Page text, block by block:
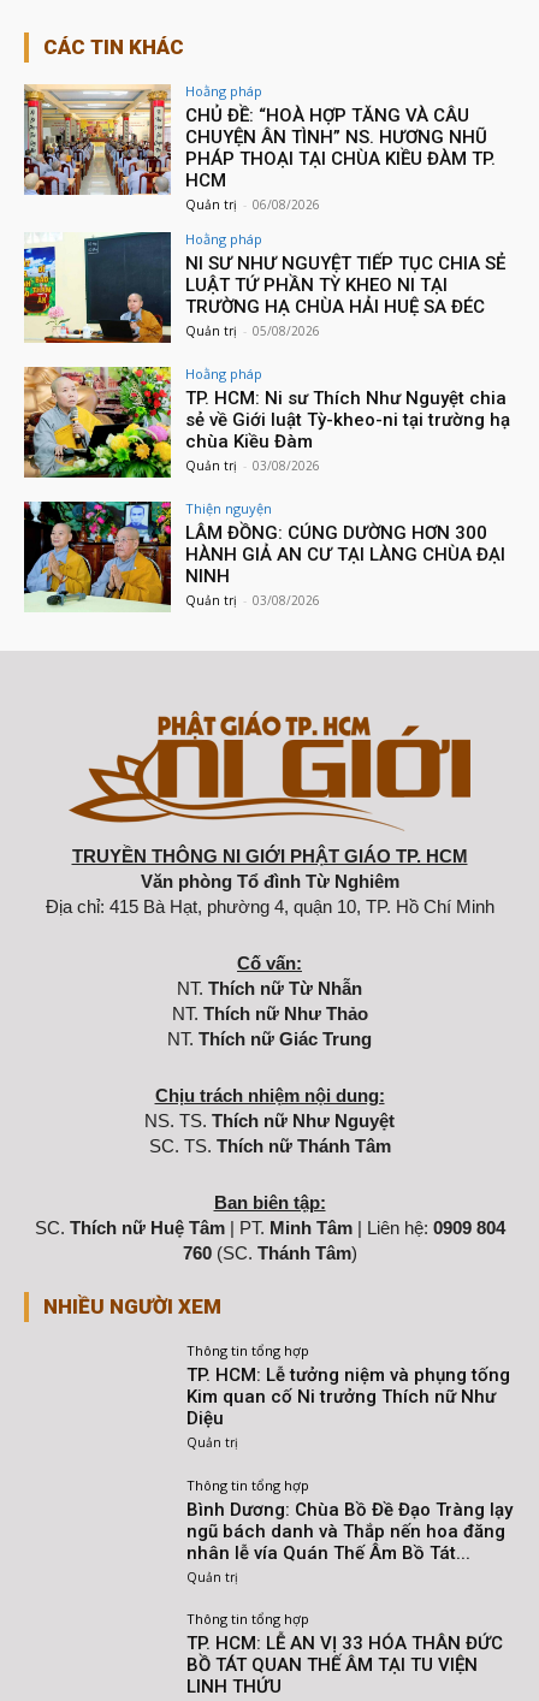
CÁC TIN KHÁC
Hoằng pháp
CHỦ ĐỀ: “HOÀ HỢP TĂNG VÀ CÂU
CHUYỆN ÂN TÌNH” NS. HƯƠNG NHŨ
PHÁP THOẠI TẠI CHÙA KIỀU ĐÀM TP.
HCM
Quản trị - 06/08/2026
Hoằng pháp
NI SƯ NHƯ NGUYỆT TIẾP TỤC CHIA SẺ
LUẬT TỨ PHẦN TỲ KHEO NI TẠI
TRƯỜNG HẠ CHÙA HẢI HUỆ SA ĐÉC
Quản trị - 05/08/2026
Hoằng pháp
TP. HCM: Ni sư Thích Như Nguyệt chia
sẻ về Giới luật Tỳ-kheo-ni tại trường hạ
chùa Kiều Đàm
Quản trị - 03/08/2026
Thiện nguyện
LÂM ĐỒNG: CÚNG DƯỜNG HƠN 300
HÀNH GIẢ AN CƯ TẠI LÀNG CHÙA ĐẠI
NINH
Quản trị - 03/08/2026
TRUYỀN THÔNG NI GIỚI PHẬT GIÁO TP. HCM
Văn phòng Tổ đình Từ Nghiêm
Địa chỉ: 415 Bà Hạt, phường 4, quận 10, TP. Hồ Chí Minh
Cố vấn:
NT. Thích nữ Từ Nhẫn
NT. Thích nữ Như Thảo
NT. Thích nữ Giác Trung
Chịu trách nhiệm nội dung:
NS. TS. Thích nữ Như Nguyệt
SC. TS. Thích nữ Thánh Tâm
Ban biên tập:
SC. Thích nữ Huệ Tâm| PT. Minh Tâm| Liên hệ: 0909 804
760(SC. Thánh Tâm)
NHIỀU NGƯỜI XEM
Thông tin tổng hợp
TP. HCM: Lễ tưởng niệm và phụng tống
Kim quan cố Ni trưởng Thích nữ Như
Diệu
Quản trị
Thông tin tổng hợp
Bình Dương: Chùa Bồ Đề Đạo Tràng lạy
ngũ bách danh và Thắp nến hoa đăng
nhân lễ vía Quán Thế Âm Bồ Tát...
Quản trị
Thông tin tổng hợp
TP. HCM: LỄ AN VỊ 33 HÓA THÂN ĐỨC
BỒ TÁT QUAN THẾ ÂM TẠI TU VIỆN
LINH THỨU